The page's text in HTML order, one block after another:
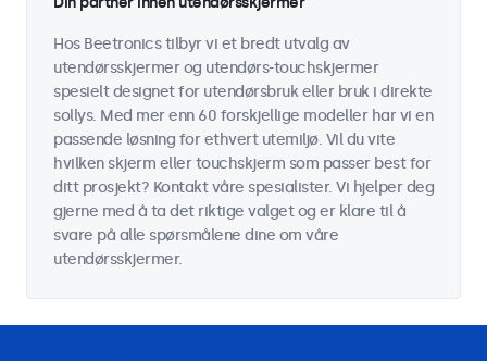
Hos Beetronics tilbyr vi et bredt utvalg av
utendørsskjermer og utendørs-touchskjermer
spesielt designet for utendørsbruk eller bruk i direkte
sollys. Med mer enn 60 forskjellige modeller har vi en
passende løsning for ethvert utemiljø. Vil du vite
hvilken skjerm eller touchskjerm som passer best for
ditt prosjekt? Kontakt våre spesialister. Vi hjelper deg
gjerne med å ta det riktige valget og er klare til å
svare på alle spørsmålene dine om våre
utendørsskjermer.